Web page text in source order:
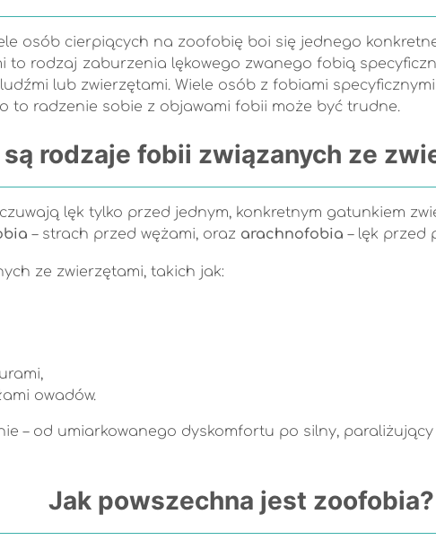
osób cierpiących na zoofobię boi się jednego
to rodzaj zaburzenia lękowego zwanego fobią
lub zwierzętami. Wiele osób z fobiami
to radzenie sobie z objawami fobii może być trudne.
rodzaje fobii związanych ze
lęk tylko przed jednym, konkretnym gatunkiem
– strach przed wężami, oraz arachnofobia – lęk przed
ze zwierzętami, takich jak:
owadów.
– od umiarkowanego dyskomfortu po silny,
Jak powszechna jest zoofobia?